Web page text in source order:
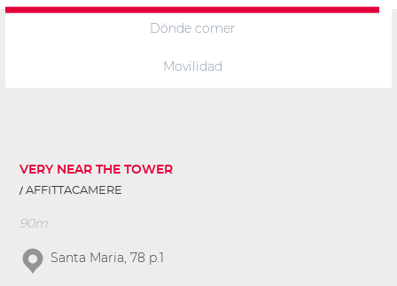
Dónde comer
Movilidad
VERY NEAR THE TOWER
AFFITTACAMERE
90m
Santa Maria, 78 p.1